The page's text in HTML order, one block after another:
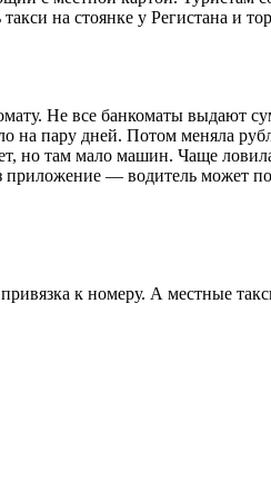
на стоянке у Регистана и
Не все банкоматы выдают
на пару дней. Потом меняла
но там мало машин. Чаще
приложение — водитель может
к номеру. А местные